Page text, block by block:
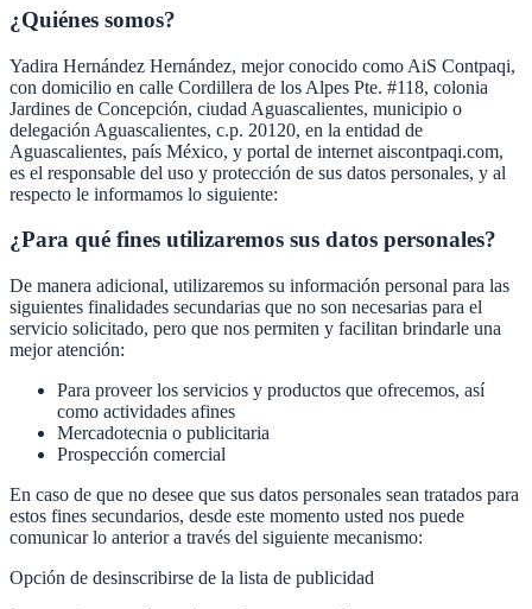
¿Quiénes somos?
Yadira Hernández Hernández, mejor conocido como AiS Contpaqi,
con domicilio en calle Cordillera de los Alpes Pte. #118, colonia
Jardines de Concepción, ciudad Aguascalientes, municipio o
delegación Aguascalientes, c.p. 20120, en la entidad de
Aguascalientes, país México, y portal de internet aiscontpaqi.com,
es el responsable del uso y protección de sus datos personales, y al
respecto le informamos lo siguiente:
¿Para qué fines utilizaremos sus datos personales?
De manera adicional, utilizaremos su información personal para las
siguientes finalidades secundarias que no son necesarias para el
servicio solicitado, pero que nos permiten y facilitan brindarle una
mejor atención:
Para proveer los servicios y productos que ofrecemos, así
como actividades afines
Mercadotecnia o publicitaria
Prospección comercial
En caso de que no desee que sus datos personales sean tratados para
estos fines secundarios, desde este momento usted nos puede
comunicar lo anterior a través del siguiente mecanismo:
Opción de desinscribirse de la lista de publicidad